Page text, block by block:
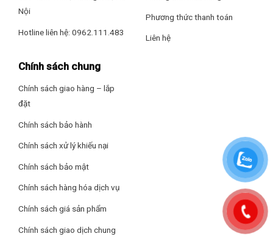
Nội
Hotline liên hệ: 0962.111.483
Phương thức thanh toán
Liên hệ
Chính sách chung
Chính sách giao hàng – lắp
đặt
Chính sách bảo hành
Chính sách xử lý khiếu nại
Chính sách bảo mật
Chính sách hàng hóa dịch vụ
Chính sách giá sản phẩm
Chính sách giao dịch chung